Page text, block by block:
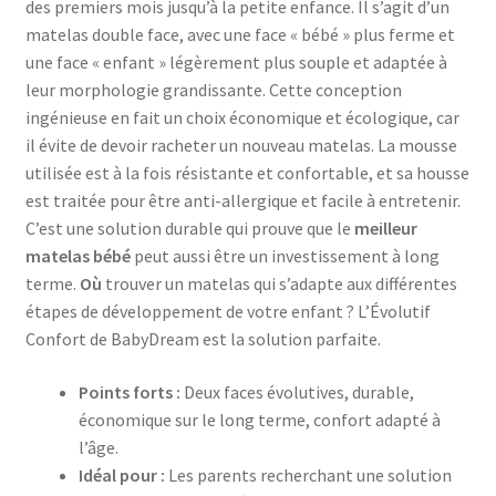
des premiers mois jusqu’à la petite enfance. Il s’agit d’un
matelas double face, avec une face « bébé » plus ferme et
une face « enfant » légèrement plus souple et adaptée à
leur morphologie grandissante. Cette conception
ingénieuse en fait un choix économique et écologique, car
il évite de devoir racheter un nouveau matelas. La mousse
utilisée est à la fois résistante et confortable, et sa housse
est traitée pour être anti-allergique et facile à entretenir.
C’est une solution durable qui prouve que le meilleur
matelas bébépeut aussi être un investissement à long
terme. Où trouver un matelas qui s’adapte aux différentes
étapes de développement de votre enfant ? L’Évolutif
Confort de BabyDream est la solution parfaite.
Points forts : Deux faces évolutives, durable,
économique sur le long terme, confort adapté à
l’âge.
Idéal pour : Les parents recherchant une solution